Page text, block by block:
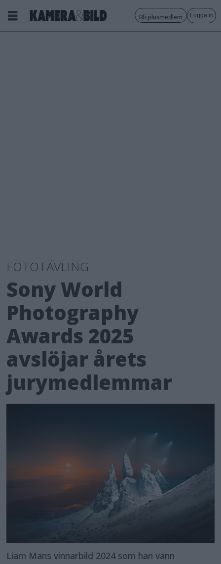
Bli plusmedlem Logga in
FOTOTÄVLING
Sony World
Photography
Awards 2025
avslöjar årets
jurymedlemmar
Liam Mans vinnarbild 2024 som han vann